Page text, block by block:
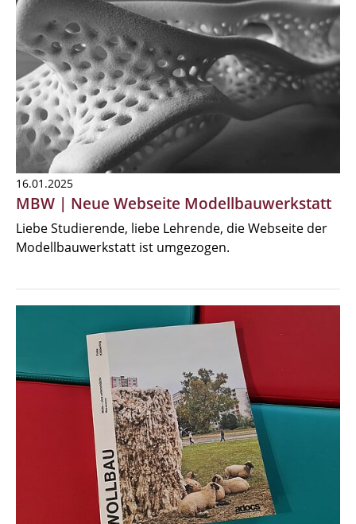
16.01.2025
MBW | Neue Webseite Modellbauwerkstatt
Liebe Studierende, liebe Lehrende, die Webseite der
Modellbauwerkstatt ist umgezogen.